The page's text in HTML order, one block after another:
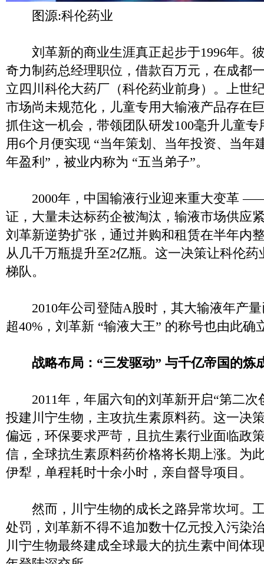
图源:科伦药业
刘革新的商业生涯真正起步于1996年。
奇力制药总经理职位，借款百万元，在成都
立四川科伦大药厂（科伦药业前身）。上世
市场尚未规范化，儿童专用大输液产品存在
抓住这一机会，带领团队研发100毫升儿童
用6个月便实现 “当年策划、当年投资、当年
年盈利”，被业内称为 “五当弟子”。
2000年，中国输液行业迎来重大变革
证，大量未达标药企被淘汰，输液市场供应
刘革新逆势扩张，通过并购和租赁在半年内
从几千万瓶提升至2亿瓶。这一决策让科伦
梯队。
2010年公司登陆A股时，其大输液年产量
超40%，刘革新 “输液大王” 的称号也由此确
战略布局：“三发驱动” 与千亿帝国的炼
2011年，年届六旬的刘革新开启“第二
投建川宁生物，主攻抗生素原料药。这一决
偏远，环保要求严苛，且抗生素行业面临政
信，全球抗生素原料药价格将长期上涨。为
伊犁，单程耗时十余小时，亲自督导项目。
然而，川宁生物的成长之路异常坎坷。
处罚，刘革新不得不追加数十亿元投入污染
川宁生物最终建成全球最大的抗生素中间体